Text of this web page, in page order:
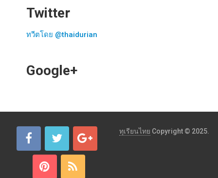
Twitter
ทวีตโดย @thaidurian
Google+
ทุเรียนไทย Copyright © 2025.